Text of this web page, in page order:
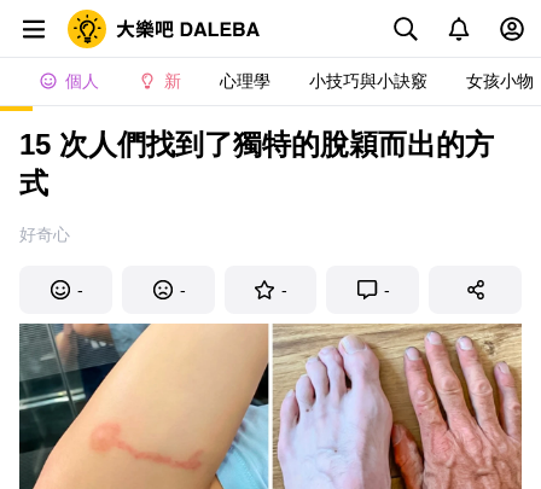
個人 新 心理學 小技巧與小訣竅 女孩小物
15 次人們找到了獨特的脫穎而出的方
式
好奇心
- - - -